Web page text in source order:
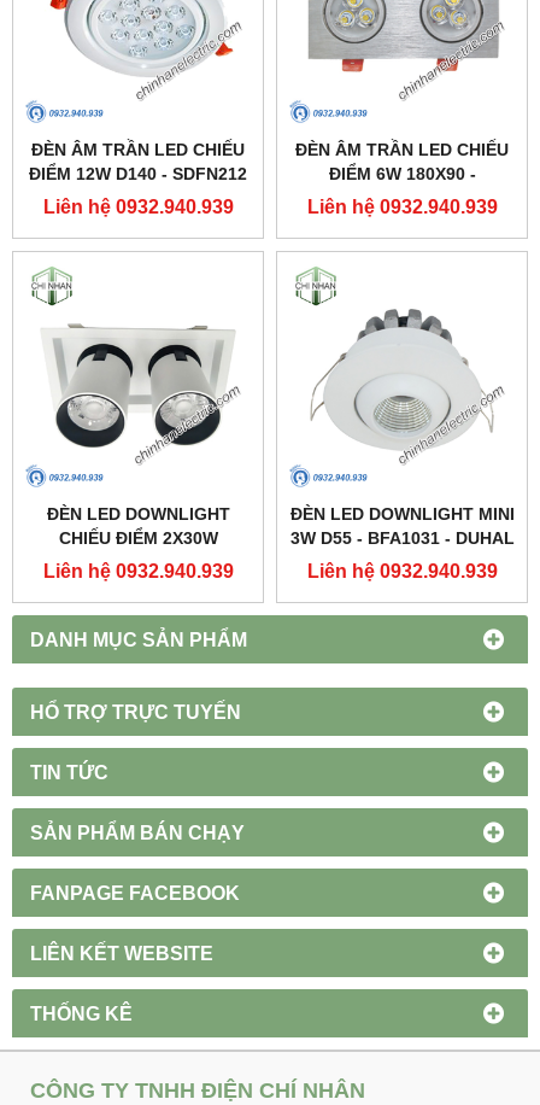
DANH MỤC SẢN PHẨM
HỔ TRỢ TRỰC TUYẾN
TIN TỨC
SẢN PHẨM BÁN CHẠY
FANPAGE FACEBOOK
LIÊN KẾT WEBSITE
THỐNG KÊ
ĐÈN ÂM TRẦN LED CHIẾU
ĐIỂM 12W D140 - SDFN212
- DUHAL
Liên hệ 0932.940.939
ĐÈN ÂM TRẦN LED CHIẾU
ĐIỂM 6W 180X90 -
SDFC202 - DUHAL
Liên hệ 0932.940.939
ĐÈN LED DOWNLIGHT
CHIẾU ĐIỂM 2X30W
250X137 - DFC2302 -
Liên hệ 0932.940.939
ĐÈN LED DOWNLIGHT MINI
3W D55 - BFA1031 - DUHAL
Liên hệ 0932.940.939
CÔNG TY TNHH ĐIỆN CHÍ NHÂN